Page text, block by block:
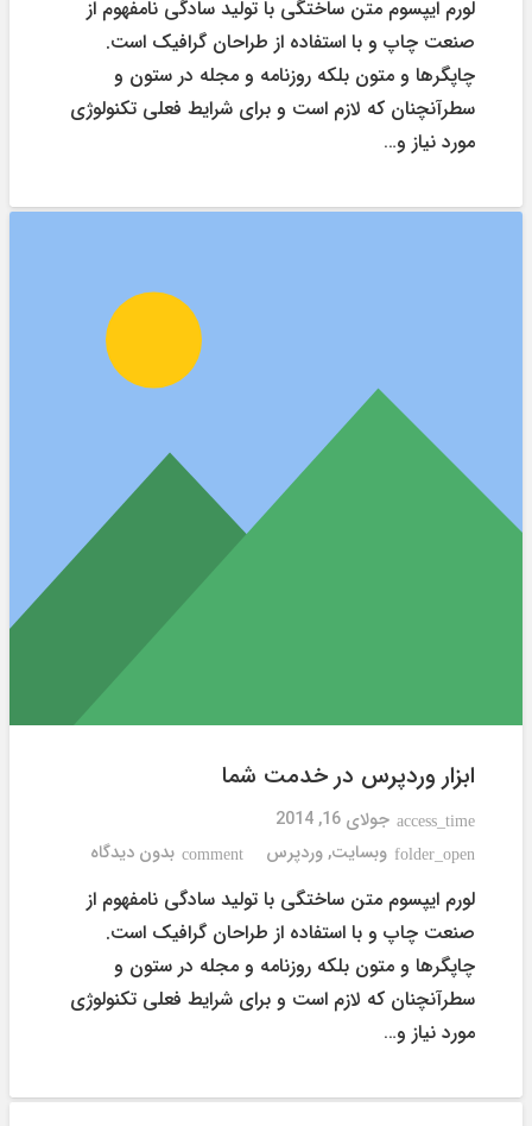
لورم ایپسوم متن ساختگی با تولید سادگی نامفهوم از
صنعت چاپ و با استفاده از طراحان گرافیک است.
چاپگرها و متون بلکه روزنامه و مجله در ستون و
سطرآنچنان که لازم است و برای شرایط فعلی تکنولوژی
مورد نیاز و…
ابزار وردپرس در خدمت شما
access_time جولای 16, 2014
folder_open وبسایت,وردپرس comment بدون دیدگاه
لورم ایپسوم متن ساختگی با تولید سادگی نامفهوم از
صنعت چاپ و با استفاده از طراحان گرافیک است.
چاپگرها و متون بلکه روزنامه و مجله در ستون و
سطرآنچنان که لازم است و برای شرایط فعلی تکنولوژی
مورد نیاز و…